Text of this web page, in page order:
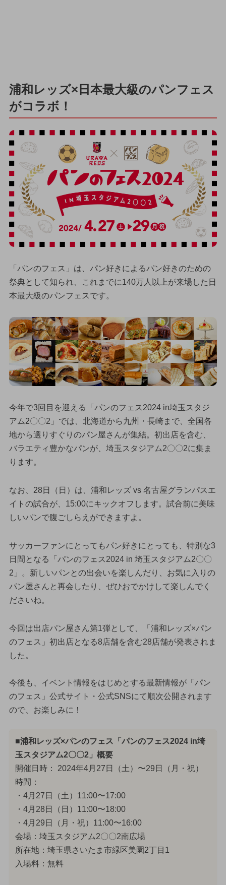
浦和レッズ×日本最大級のパンフェス
がコラボ！
「パンのフェス」は、パン好きによるパン好きのための
祭典として知られ、これまでに140万人以上が来場した日
本最大級のパンフェスです。
今年で3回目を迎える「パンのフェス2024 in埼玉スタジ
アム2〇〇2」では、北海道から九州・長崎まで、全国各
地から選りすぐりのパン屋さんが集結。初出店を含む、
バラエティ豊かなパンが、埼玉スタジアム2〇〇2に集ま
ります。
なお、28日（日）は、浦和レッズ vs 名古屋グランパスエ
イトの試合が、15:00にキックオフします。試合前に美味
しいパンで腹ごしらえができますよ。
サッカーファンにとってもパン好きにとっても、特別な3
日間となる「パンのフェス2024 in 埼玉スタジアム2〇〇
2」。新しいパンとの出会いを楽しんだり、お気に入りの
パン屋さんと再会したり、ぜひおでかけして楽しんでく
ださいね。
今回は出店パン屋さん第1弾として、「浦和レッズ×パン
のフェス」初出店となる8店舗を含む28店舗が発表されま
した。
今後も、イベント情報をはじめとする最新情報が「パン
のフェス」公式サイト・公式SNSにて順次公開されます
ので、お楽しみに！
■浦和レッズ×パンのフェス「パンのフェス2024 in埼
玉スタジアム2〇〇2」概要
開催日時： 2024年4月27日（土）〜29日（月・祝）
時間：
・4月27日（土）11:00〜17:00
・4月28日（日）11:00〜18:00
・4月29日（月・祝）11:00〜16:00
会場：埼玉スタジアム2〇〇2南広場
所在地：埼玉県さいたま市緑区美園2丁目1
入場料：無料